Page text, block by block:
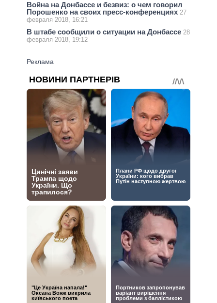
Война на Донбассе и безвиз: о чем говорил
Порошенко на своих пресс-конференциях 27
февраля 2018, 16:21
В штабе сообщили о ситуации на Донбассе 28
февраля 2018, 19:12